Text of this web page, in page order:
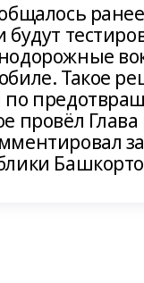
будут
Такое
провёл